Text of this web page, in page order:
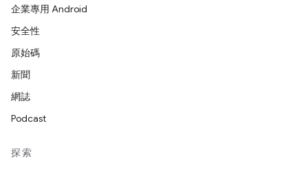
企業專用 Android
安全性
原始碼
新聞
網誌
Podcast
探索